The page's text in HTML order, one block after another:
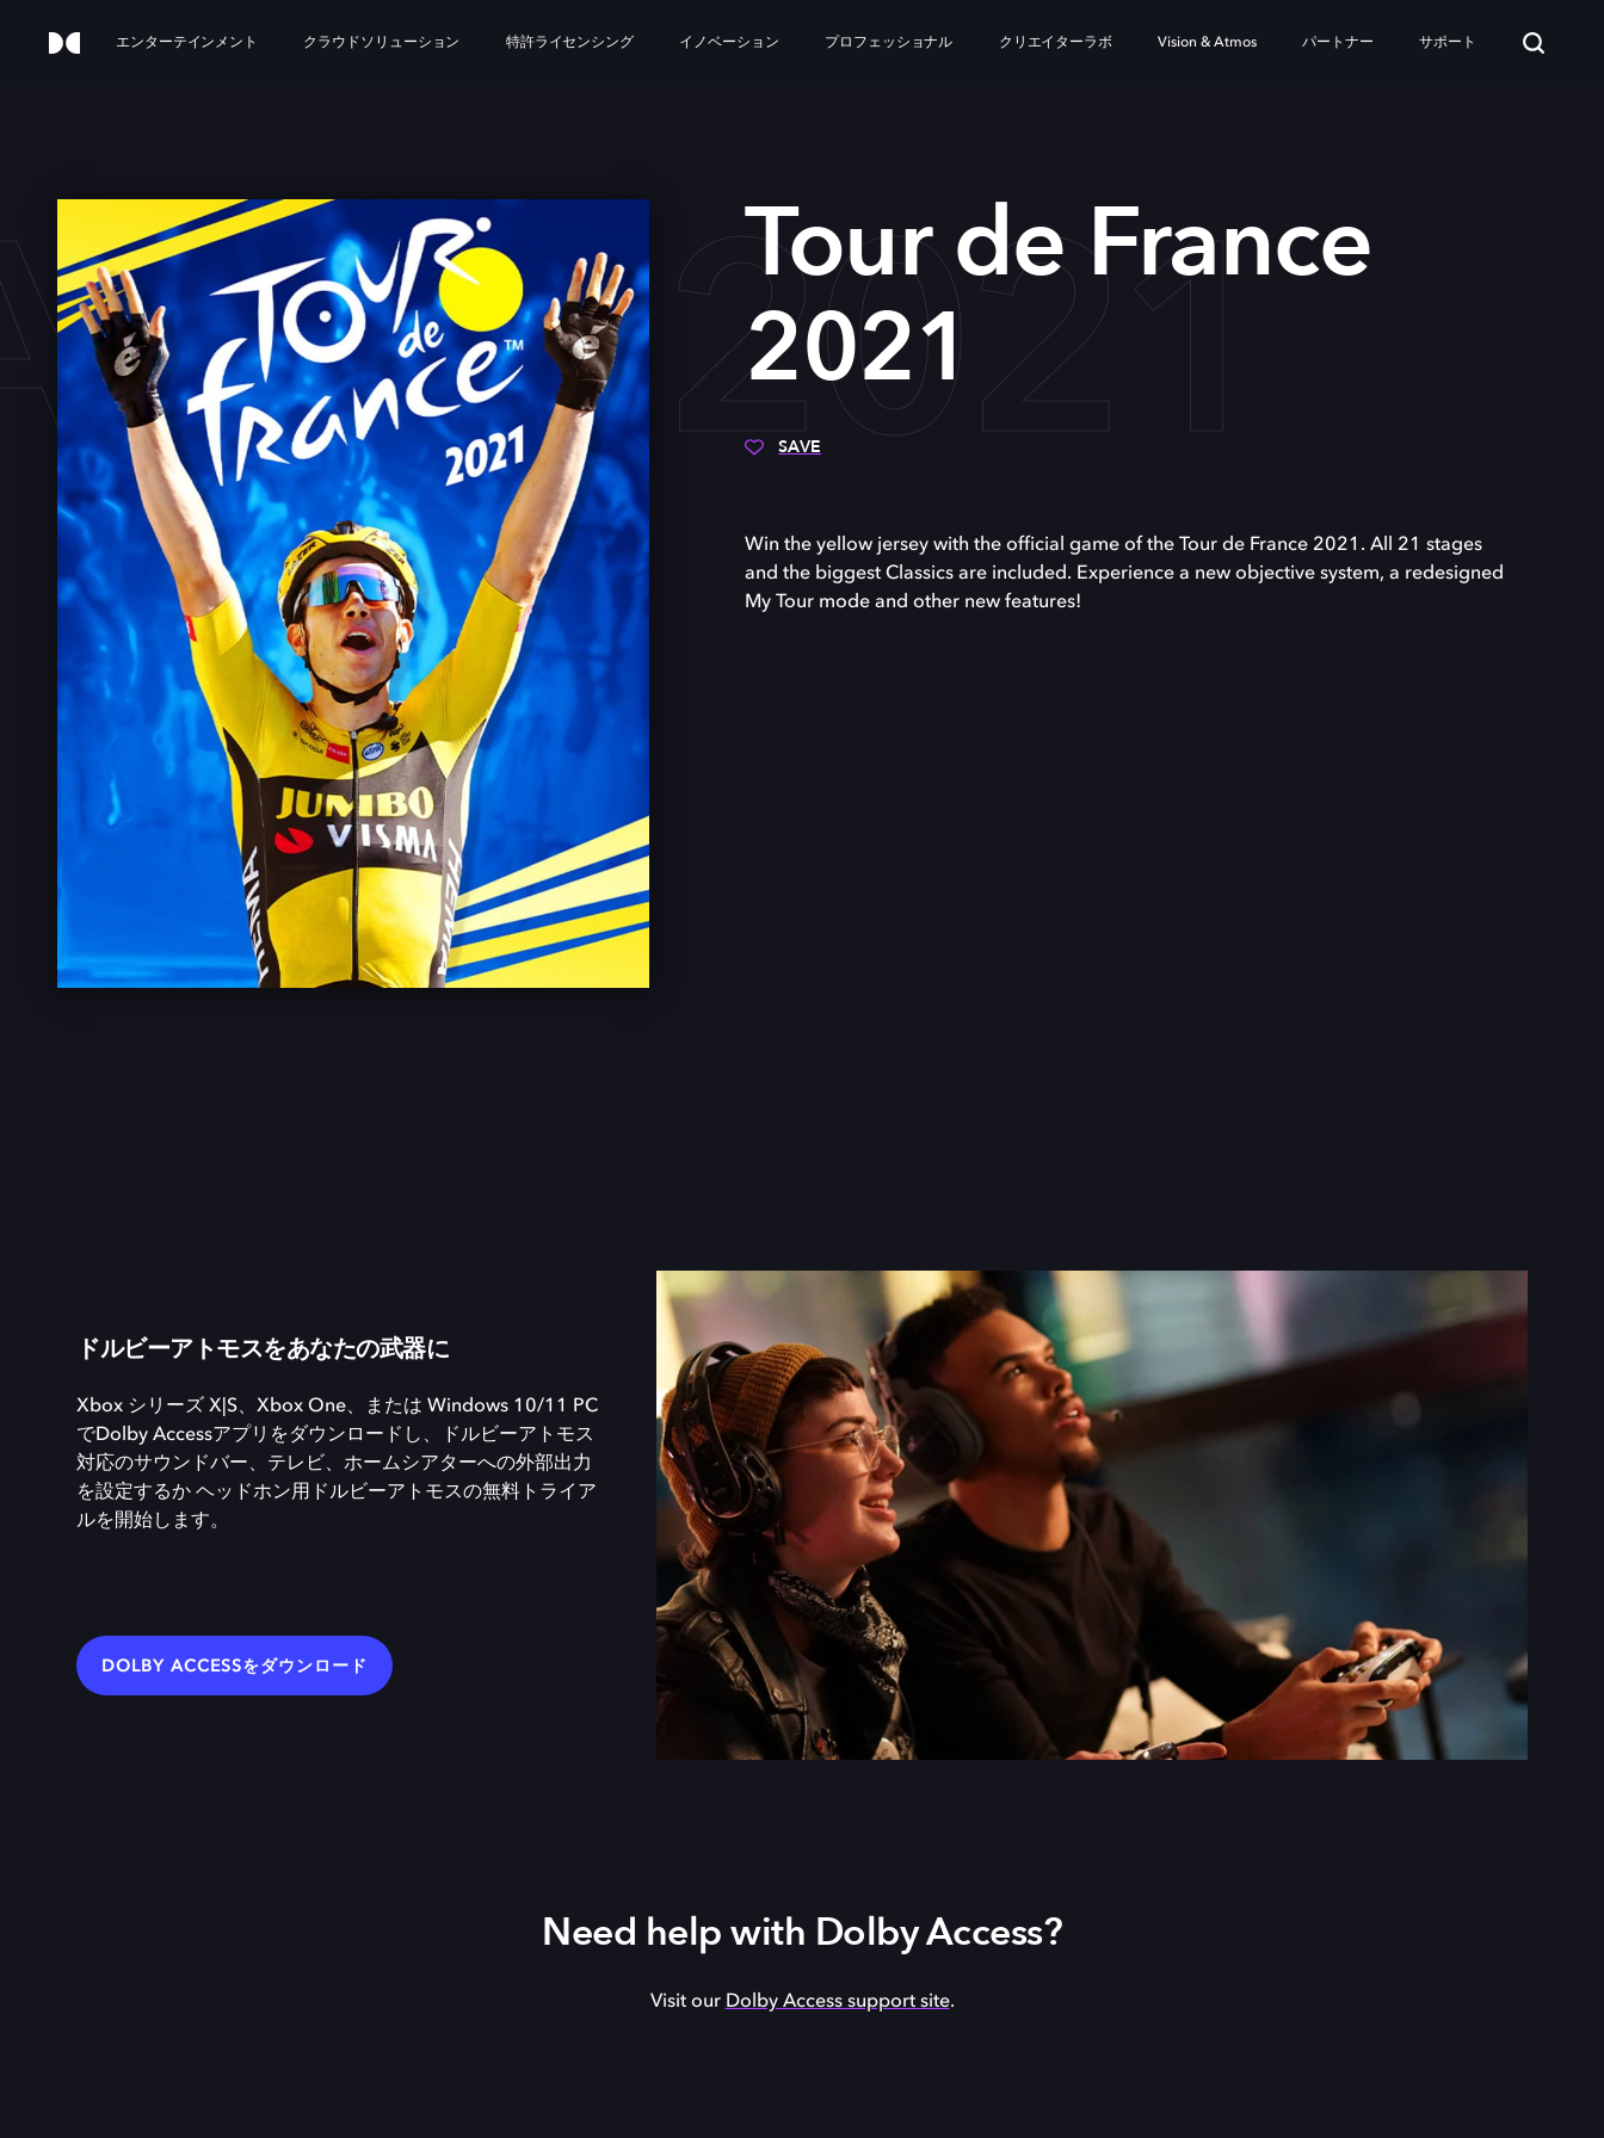
エンターテインメント クラウドソリューション 特許ライセンシング イノベーション プロフェッショナル クリエイターラボ Vision & Atmos パートナー サポート
2021
Tour de France
2021
SAVE
Win the yellow jersey with the official game of the Tour de France 2021. All 21 stages
and the biggest Classics are included. Experience a new objective system, a redesigned
My Tour mode and other new features!
ドルビーアトモスをあなたの武器に
Xbox シリーズ X|S、Xbox One、または Windows 10/11 PC
でDolby Accessアプリをダウンロードし、ドルビーアトモス
対応のサウンドバー、テレビ、ホームシアターへの外部出力
を設定するか ヘッドホン用ドルビーアトモスの無料トライア
ルを開始します。
DOLBY ACCESSをダウンロード
Need help with Dolby Access?
Visit our Dolby Access support site.